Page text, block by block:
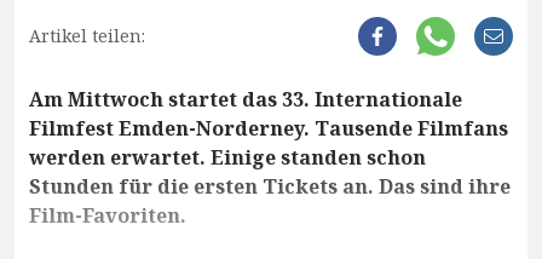
Artikel teilen:
Am Mittwoch startet das 33. Internationale
Filmfest Emden-Norderney. Tausende Filmfans
werden erwartet. Einige standen schon
Stunden für die ersten Tickets an. Das sind ihre
Film-Favoriten.